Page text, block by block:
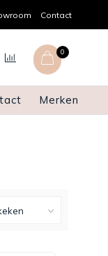
Contact
0
Merken